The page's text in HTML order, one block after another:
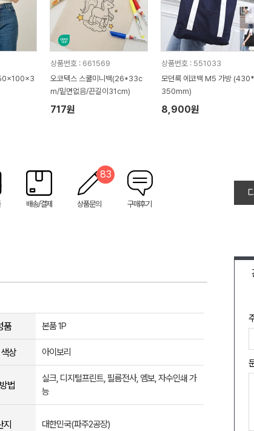
상품번호 : 661569
오코텍스 스쿨미니백(26*33c
m/밑면없음/끈길이31cm)
717원
상품번호 : 551033
모던룩 에코백 M5 가방 (430*
350mm)
8,900원
배송/결제 상품문의
83
구매후기
품 본품 1P
상 아이보리
법
실크, 디지털프린트, 필름전사, 엠보, 자수인쇄 가
능
지 대한민국(파주2공장)